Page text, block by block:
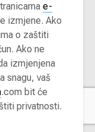
e-
izmjene. Ako
o zaštiti
Ako ne
izmjenjena
snagu, vaš
.com bit će
privatnosti.